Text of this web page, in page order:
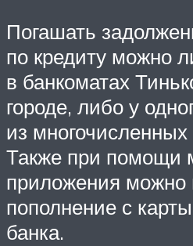
Погашать
по кредиту можно
в банкоматах
городе, либо у
из многочисленных
Также при помощи
приложения можно
пополнение с
банка.